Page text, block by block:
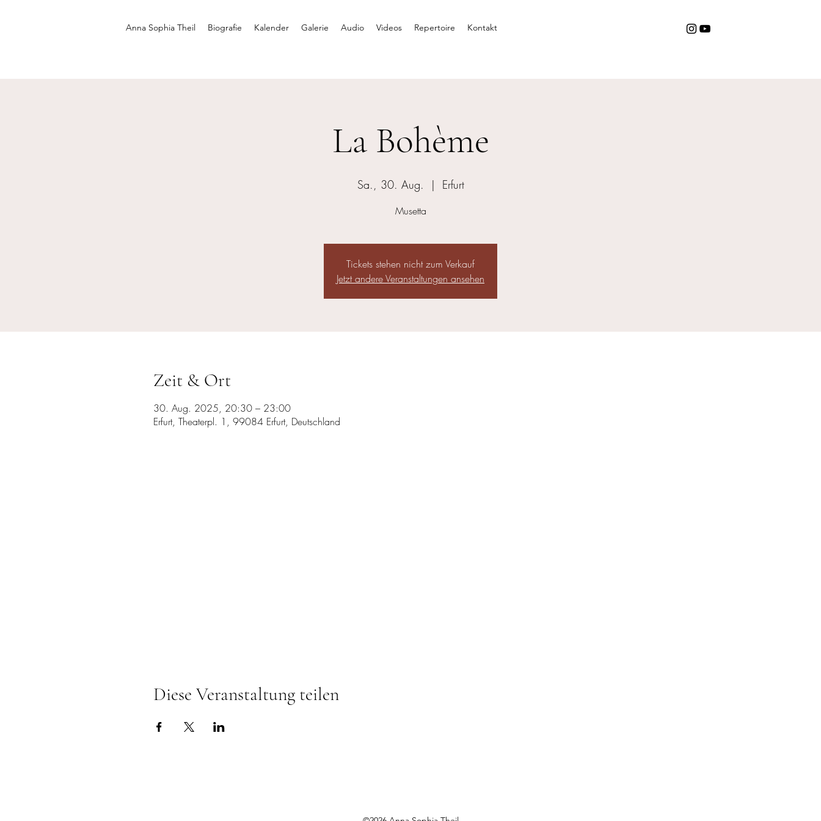
Anna Sophia Theil Biografie Kalender Galerie Audio Videos Repertoire Kontakt
La Bohème
Sa., 30. Aug.
  |
Erfurt
Musetta
Tickets stehen nicht zum Verkauf
Jetzt andere Veranstaltungen ansehen
Zeit & Ort
30. Aug. 2025, 20:30 – 23:00
Erfurt, Theaterpl. 1, 99084 Erfurt, Deutschland
Diese Veranstaltung teilen